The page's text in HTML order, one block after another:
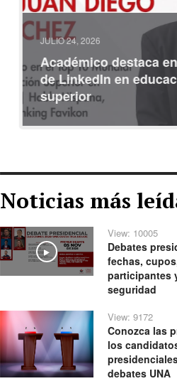
JULIO 24, 2026
Académico destaca
de LinkedIn en
superior
Noticias más
Play
View: 10005
Debates
fechas,
participantes
seguridad
View: 9172
Conozca las
los
debates UNA